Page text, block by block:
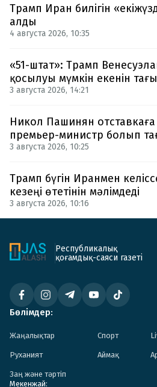
Трамп Иран билігін
алды
4 августа 2026, 10:35
«51-штат»: Трамп
қосылуы мүмкін екенін
3 августа 2026, 14:21
Никол Пашинян отставкаға
премьер-министр болып
3 августа 2026, 10:25
Трамп бүгін Иранмен
кезеңі өтетінін мәлімдеді
3 августа 2026, 10:16
Республикалық
қоғамдық-саяси газеті
Бөлімдер:
Жаңалықтар Спорт
Руханият Аймақ
Заң және тәртіп
Мекенжай: